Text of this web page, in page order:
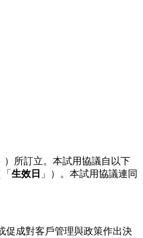
）所訂立。本試用協議自以下
生效日 」）。本試用協議連同
促成對客戶管理與政策作出決